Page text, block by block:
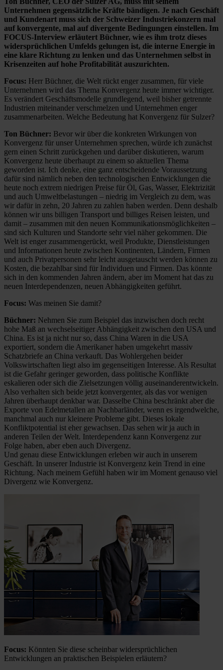
Unternehmen gegensätzliche Kräfte bändigen. Je nach Geschäft
und Kundenart muss sich der Schweizer Industriekonzern mal
auf konvergente, mal auf divergente Bedingungen einstellen. Im
FOCUS-Interview erläutert Büchner, wie es ihm trotz dieses
widersprüchlichen Umfelds gelungen ist, die interne Energie in
eine klare Richtung zu lenken und das Unternehmen selbst in
Krisenzeiten auf hohe Profitabilität auszurichten.
Focus: Herr Büchner, die Welt rückt enger zusammen, für viele
Unternehmen wird das Thema Konvergenz heute immer wichtiger.
Es verändert Geschäftsmodelle grundlegend, weil bisher getrennte
Industrien miteinander verschmelzen und Unternehmen enger
zusammenarbeiten. Welche Bedeutung hat Konvergenz für Sulzer?
Ton Büchner: Bevor wir über die konkreten Wirkungen von
Konvergenz für unser Unternehmen sprechen, würde ich zunächst
gern einen Schritt zurückgehen und darüber diskutieren, warum
Konvergenz heute überhaupt zu einem so aktuellen Thema
geworden ist. Ich denke, eine ganz entscheidende Voraussetzung
dafür sind nämlich neben den technologischen Entwicklungen die
heute noch extrem niedrigen Preise für Öl, Gas, Wasser, Elektrizität
und auch Umweltbelastungen – niedrig im Vergleich zu dem, was
wir dafür in zehn, 20 Jahren zu zahlen haben werden. Denn deshalb
können wir uns billigen Transport und billiges Reisen leisten, und
damit – zusammen mit den neuen Kommunikationsmöglichkeiten –
sind sich Kulturen und Standorte sehr viel näher gekommen. Die
Welt ist enger zusammen­gerückt, weil Produkte, Dienstleistungen
und Informationen heute zwischen Kontinenten, Ländern, Firmen
und auch Privatpersonen sehr leicht ausgetauscht werden können zu
Kosten, die bezahlbar sind für Individuen und Firmen. Das könnte
sich in den kommenden Jahren ändern, aber im Moment hat das zu
neuen Interdependenzen, neuen Abhängigkeiten geführt.
Focus: Was meinen Sie damit?
Büchner: Nehmen Sie zum Beispiel das inzwischen doch recht
hohe Maß an wechselseitiger Abhängigkeit zwischen den USA und
China. Es ist ja nicht nur so, dass China Waren in die USA
exportiert, sondern die Amerikaner haben umgekehrt massiv
Schatzbriefe an China verkauft. Das Wohlergehen beider
Volkswirtschaften liegt also im gegenseitigen Interesse. Als Resultat
ist die Gefahr geringer geworden, dass politische Konflikte
eskalieren oder sich die Zielsetzungen völlig auseinanderentwickeln.
Also verhalten sich beide jetzt konvergenter, als das vor wenigen
Jahren überhaupt denkbar war. Dasselbe China beschränkt aber die
Exporte von Edelmetallen an Nachbarländer, wenn es irgendwelche,
manchmal auch nur kleinere Probleme gibt. Dieses lokale
Konfliktpotential ist eher gewachsen. Das sehen wir ja auch in
anderen Teilen der Welt. Interdependenz kann Konvergenz zur
Folge haben, aber eben auch Divergenz.
Und genau diese Entwicklungen erleben wir auch in unserem
Geschäft. In unserer Industrie ist Konvergenz kein Trend in eine
Richtung. Nach meinem Gefühl haben wir im Moment genauso viel
Divergenz wie Konvergenz.
Focus: Könnten Sie diese scheinbar widersprüchlichen
Entwicklungen an praktischen Beispielen erläutern?